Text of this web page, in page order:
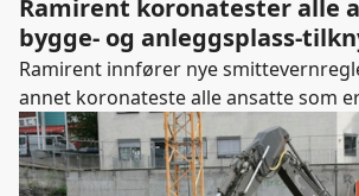
Ramirent koronatester alle
bygge- og anleggsplass-
Ramirent innfører nye
annet koronateste alle ansatte som
og anleggsplasser.